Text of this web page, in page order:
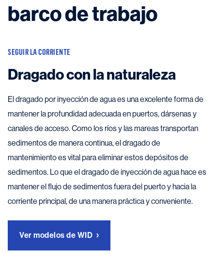
barco de trabajo
SEGUIR LA CORRIENTE
Dragado con la naturaleza
El dragado por inyección de agua es una excelente forma de
mantener la profundidad adecuada en puertos, dársenas y
canales de acceso. Como los ríos y las mareas transportan
sedimentos de manera continua, el dragado de
mantenimiento es vital para eliminar estos depósitos de
sedimentos. Lo que el dragado de inyección de agua hace es
mantener el flujo de sedimentos fuera del puerto y hacia la
corriente principal, de una manera práctica y conveniente.
Ver modelos de WID